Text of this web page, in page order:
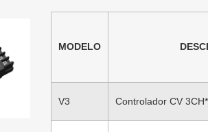
MODELO
V3 Controlador CV